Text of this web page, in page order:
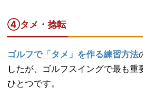
④タメ・捻転
ゴルフで「タメ」を作る練習方法
したが、ゴルフスイングで最も重
ひとつです。